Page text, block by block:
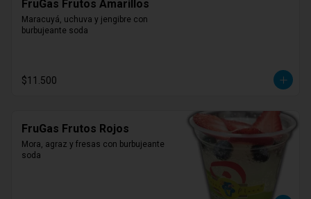
FruGas Frutos Amarillos
Maracuyá, uchuva y jengibre con
burbujeante soda
$11.500
FruGas Frutos Rojos
Mora, agraz y fresas con burbujeante
soda